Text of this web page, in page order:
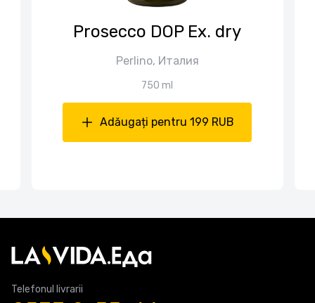
Prosecco DOP Ex. dry
Perlino, Италия
750 ml
Adăugați pentru 199 RUB
Telefonul livrarii